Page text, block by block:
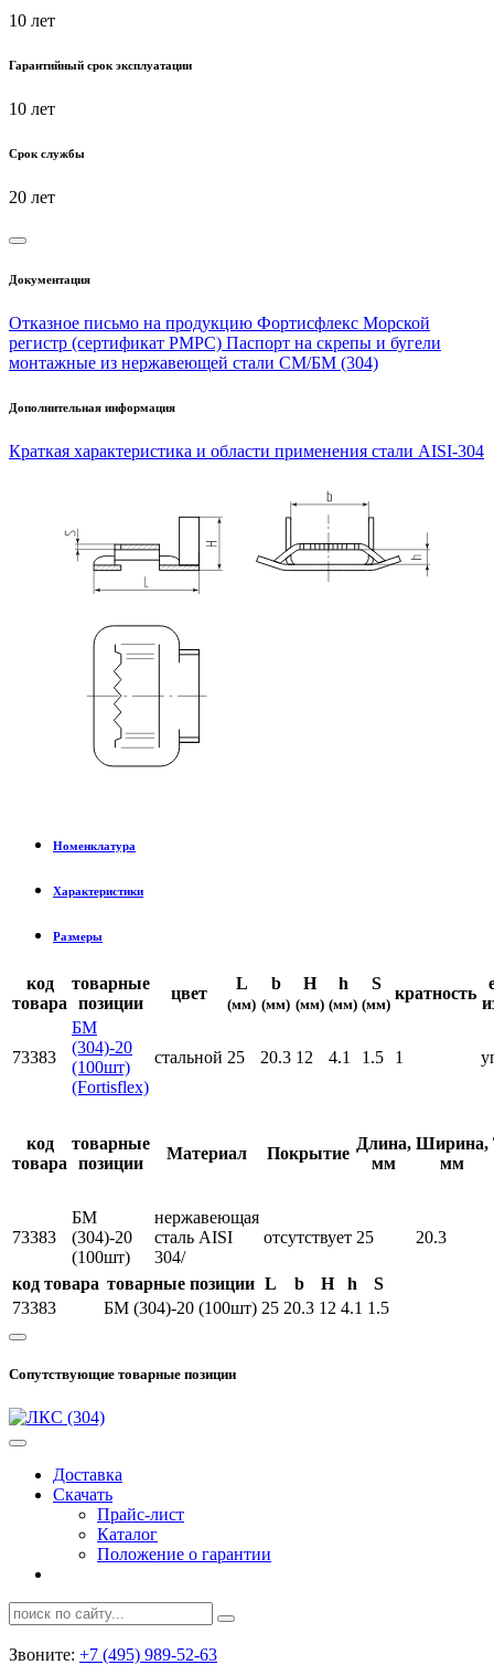
10 лет
Гарантийный срок эксплуатации
10 лет
Срок службы
20 лет
Документация
Отказное письмо на продукцию Фортисфлекс Морской
регистр (сертификат РМРС) Паспорт на скрепы и бугели
монтажные из нержавеющей стали СМ/БМ (304)
Дополнительная информация
Краткая характеристика и области применения стали AISI-304
Номенклатура
Характеристики
Размеры
код
товара
товарные
позиции
цвет
L
(мм)
b
(мм)
H
(мм)
h
(мм)
S
(мм)
кратность
73383
БМ
(304)-20
(100шт)
(Fortisflex)
стальной 25 20.3 12 4.1 1.5 1
код
товара
товарные
позиции
Материал Покрытие
Длина,
мм
Ширина,
мм
73383
БМ
(304)-20
(100шт)
нержавеющая
сталь AISI
304/
отсутствует 25 20.3
код товара товарные позиции L b H h
S
73383
БМ (304)-20 (100шт) 25 20.3 12 4.1 1.5
Сопутствующие товарные позиции
Доставка
Скачать
Прайс-лист
Каталог
Положение о гарантии
Звоните: +7 (495) 989-52-63